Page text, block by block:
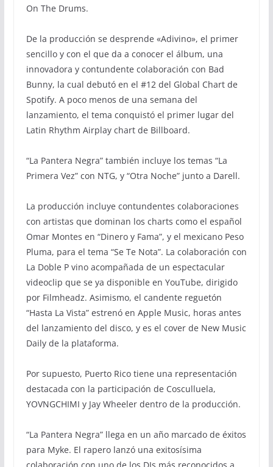
On The Drums.
De la producción se desprende «Adivino», el primer
sencillo y con el que da a conocer el álbum, una
innovadora y contundente colaboración con Bad
Bunny, la cual debutó en el #12 del Global Chart de
Spotify. A poco menos de una semana del
lanzamiento, el tema conquistó el primer lugar del
Latin Rhythm Airplay chart de Billboard.
“La Pantera Negra” también incluye los temas “La
Primera Vez” con NTG, y “Otra Noche” junto a Darell.
La producción incluye contundentes colaboraciones
con artistas que dominan los charts como el español
Omar Montes en “Dinero y Fama”, y el mexicano Peso
Pluma, para el tema “Se Te Nota”. La colaboración con
La Doble P vino acompañada de un espectacular
videoclip que se ya disponible en YouTube, dirigido
por Filmheadz. Asimismo, el candente reguetón
“Hasta La Vista” estrenó en Apple Music, horas antes
del lanzamiento del disco, y es el cover de New Music
Daily de la plataforma.
Por supuesto, Puerto Rico tiene una representación
destacada con la participación de Cosculluela,
YOVNGCHIMI y Jay Wheeler dentro de la producción.
“La Pantera Negra” llega en un año marcado de éxitos
para Myke. El rapero lanzó una exitosísima